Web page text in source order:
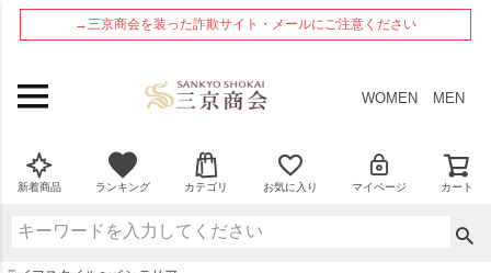
→三京商会を装った詐欺サイト・メールにご注意ください
WOMEN MEN
新着商品 ランキング カテゴリ お気に入り マイページ カート
ペー